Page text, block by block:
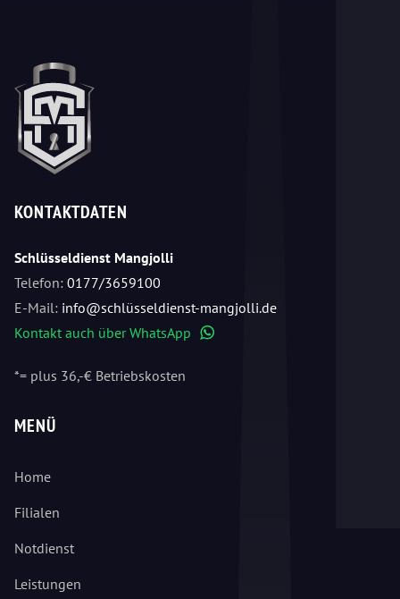
KONTAKTDATEN
Schlüsseldienst Mangjolli
Telefon: 0177/3659100
E-Mail: info@schlüsseldienst-mangjolli.de
Kontakt auch über WhatsApp
*= plus 36,-€ Betriebskosten
MENÜ
Home
Filialen
Notdienst
Leistungen